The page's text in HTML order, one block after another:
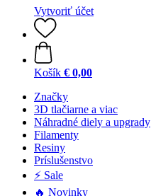
Vytvoriť účet
Košík € 0,00
Značky
3D tlačiarne a viac
Náhradné diely a upgrady
Filamenty
Resiny
Príslušenstvo
⚡ Sale
🔥 Novinky